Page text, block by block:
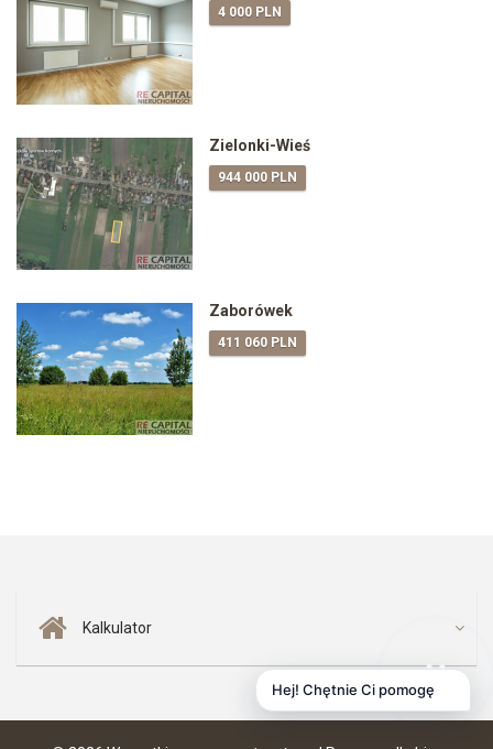
4 000 PLN
Zielonki-Wieś
944 000 PLN
Zaborówek
411 060 PLN
Kalkulator
Hej! Chętnie Ci pomogę